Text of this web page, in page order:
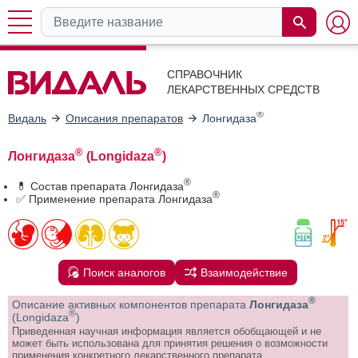
СПРАВОЧНИК
ЛЕКАРСТВЕННЫХ СРЕДСТВ
Видаль Описания препаратов Лонгидаза®
Лонгидаза® (Longidaza®)
💊 Состав препарата Лонгидаза®
✅ Применение препарата Лонгидаза®
Поиск аналогов Взаимодействие
Описание активных компонентов препарата Лонгидаза®
(Longidaza®)
Приведенная научная информация является обобщающей и не
может быть использована для принятия решения о возможности
применения конкретного лекарственного препарата.